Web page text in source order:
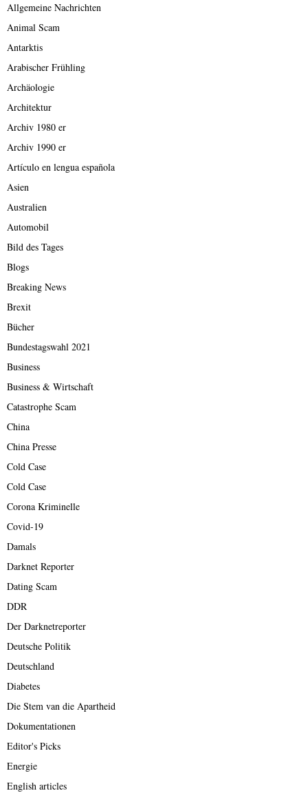
Allgemeine Nachrichten
Animal Scam
Antarktis
Arabischer Frühling
Archäologie
Architektur
Archiv 1980 er
Archiv 1990 er
Artículo en lengua española
Asien
Australien
Automobil
Bild des Tages
Blogs
Breaking News
Brexit
Bücher
Bundestagswahl 2021
Business
Business & Wirtschaft
Catastrophe Scam
China
China Presse
Cold Case
Cold Case
Corona Kriminelle
Covid-19
Damals
Darknet Reporter
Dating Scam
DDR
Der Darknetreporter
Deutsche Politik
Deutschland
Diabetes
Die Stem van die Apartheid
Dokumentationen
Editor's Picks
Energie
English articles